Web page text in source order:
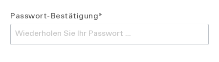
Passwort-Bestätigung*